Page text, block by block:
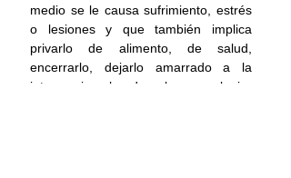
medio se le causa sufrimiento, estrés
o lesiones y que también implica
privarlo de alimento, de salud,
encerrarlo, dejarlo amarrado a la
intemperie, abandonarlo, y cualquier